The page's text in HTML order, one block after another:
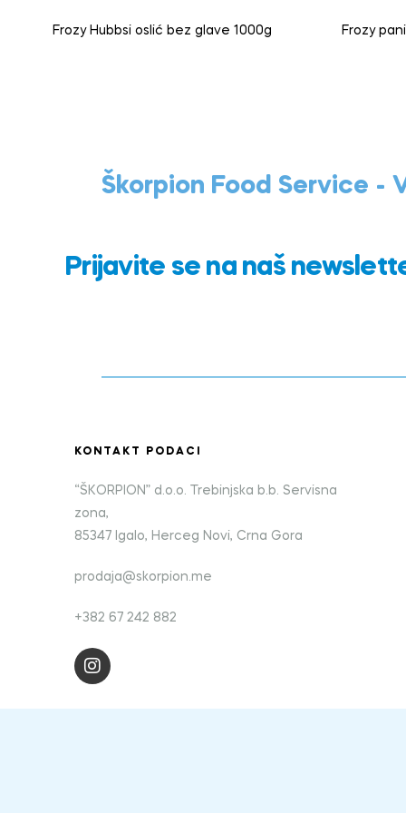
Frozy Hubbsi oslić bez glave 1000g Frozy
Škorpion Food Service -
Prijavite se na naš
KONTAKT PODACI
“ŠKORPION” d.o.o. Trebinjska b.b. Servisna
zona,
85347 Igalo, Herceg Novi, Crna Gora
prodaja@skorpion.me
+382 67 242 882